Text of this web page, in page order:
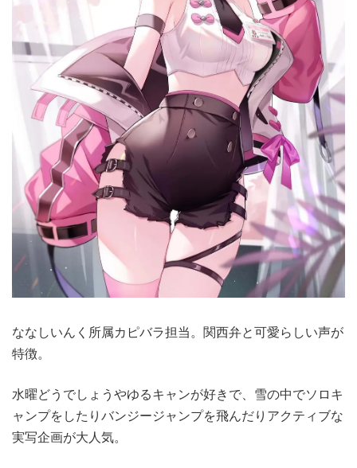
ななしいんく所属カピバラ担当。関⻄弁と可愛らしい声が
特徴。
水曜どうでしょうやゆるキャンが好きで、雪の中でソロキ
ャンプをしたりバンジージャンプを飛んだりアクティブな
実写企画が大人気。